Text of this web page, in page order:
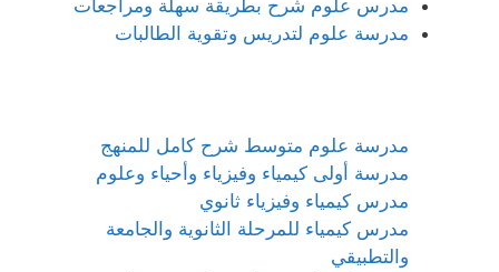
مدرس علوم شرح بطريقة سهلة ومراجعات
مدرسة علوم لتدريس وتقوية الطالبات
مدرسة علوم متوسط شرح كامل للمنهج
مدرسة أولى كيمياء وفيزياء وأحياء وعلوم
مدرس كيمياء وفيزياء ثانوي
مدرس كيمياء للمرحلة الثانوية والجامعة
والتطبيقي